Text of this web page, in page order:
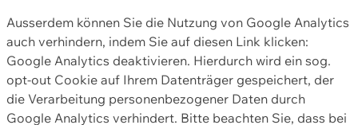
Ausserdem können Sie die Nutzung von Google Analytics
auch verhindern, indem Sie auf diesen Link klicken:
Google Analytics deaktivieren. Hierdurch wird ein sog.
opt-out Cookie auf Ihrem Datenträger gespeichert, der
die Verarbeitung personenbezogener Daten durch
Google Analytics verhindert. Bitte beachten Sie, dass bei